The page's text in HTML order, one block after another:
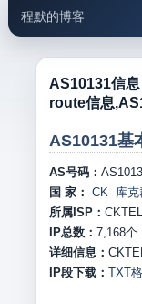
程默的博客
邮件工具
AS10131信
route信息
AS10131基
AS号码：
国 家： CK 库克
所属ISP：
IP总数： 7,168个
详细信息：
IP段下载： TXT